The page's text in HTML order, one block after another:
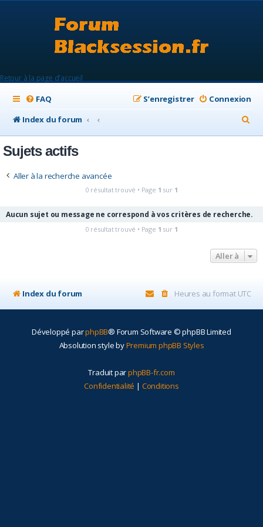
Retour à la page d'accueil
FAQ Connexion
S’enregistrer
Index du forum
e
e
Sujets actifs
Aller à la recherche avancée
0 résultat trouvé • Page 1 sur 1
Aucun sujet ou message ne correspond à vos critères de recherche.
0 résultat trouvé • Page 1 sur 1
Aller à
Index du forum Heures au format UTC
Développé parphpBB® Forum Software © phpBB Limited
Absolution style byPremium phpBB Styles
Traduit parphpBB-fr.com
Confidentialité | Conditions